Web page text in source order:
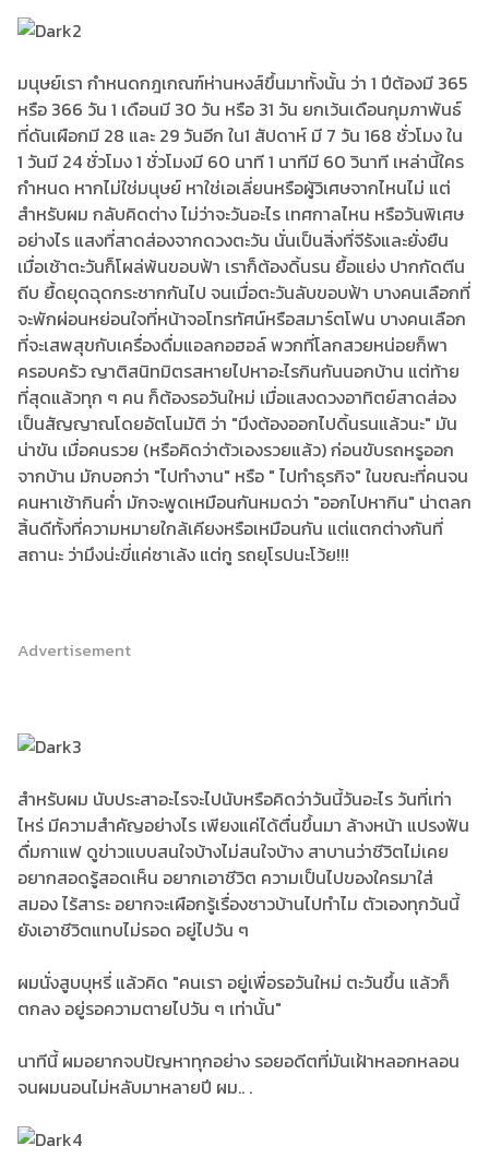
มนุษย์เรา กำหนดกฎเกณฑ์ห่านหงส์ขึ้นมาทั้งนั้น ว่า 1 ปีต้องมี 365
หรือ 366 วัน 1 เดือนมี 30 วัน หรือ 31 วัน ยกเว้นเดือนกุมภาพันธ์
ที่ดันเผือกมี 28 และ 29 วันอีก ใน1 สัปดาห์ มี 7 วัน 168 ชั่วโมง ใน
1 วันมี 24 ชั่วโมง 1 ชั่วโมงมี 60 นาที 1 นาทีมี 60 วินาที เหล่านี้ใคร
กำหนด หากไม่ใช่มนุษย์ หาใช่เอเลี่ยนหรือผู้วิเศษจากไหนไม่ แต่
สำหรับผม กลับคิดต่าง ไม่ว่าจะวันอะไร เทศกาลไหน หรือวันพิเศษ
อย่างไร แสงที่สาดส่องจากดวงตะวัน นั่นเป็นสิ่งที่จีรังและยั่งยืน
เมื่อเช้าตะวันก็โผล่พ้นขอบฟ้า เราก็ต้องดิ้นรน ยื้อแย่ง ปากกัดตีน
ถีบ ยื้ดยุดฉุดกระชากกันไป จนเมื่อตะวันลับขอบฟ้า บางคนเลือกที่
จะพักผ่อนหย่อนใจที่หน้าจอโทรทัศน์หรือสมาร์ตโฟน บางคนเลือก
ที่จะเสพสุขกับเครื่องดื่มแอลกอฮอล์ พวกที่โลกสวยหน่อยก็พา
ครอบครัว ญาติสนิทมิตรสหายไปหาอะไรกินกันนอกบ้าน แต่ท้าย
ที่สุดแล้วทุก ๆ คน ก็ต้องรอวันใหม่ เมื่อแสงดวงอาทิตย์สาดส่อง
เป็นสัญญาณโดยอัตโนมัติ ว่า "มึงต้องออกไปดิ้นรนแล้วนะ" มัน
น่าขัน เมื่อคนรวย (หรือคิดว่าตัวเองรวยแล้ว) ก่อนขับรถหรูออก
จากบ้าน มักบอกว่า "ไปทำงาน" หรือ " ไปทำธุรกิจ" ในขณะที่คนจน
คนหาเช้ากินค่ำ มักจะพูดเหมือนกันหมดว่า "ออกไปหากิน" น่าตลก
สิ้นดีทั้งที่ความหมายใกล้เคียงหรือเหมือนกัน แต่แตกต่างกันที่
สถานะ ว่ามึงน่ะขี่แค่ซาเล้ง แต่กู รถยุโรปนะโว้ย!!!
Advertisement
สำหรับผม นับประสาอะไรจะไปนับหรือคิดว่าวันนี้วันอะไร วันที่เท่า
ไหร่ มีความสำคัญอย่างไร เพียงแค่ได้ตื่นขึ้นมา ล้างหน้า แปรงฟัน
ดื่มกาแฟ ดูข่าวแบบสนใจบ้างไม่สนใจบ้าง สาบานว่าชีวิตไม่เคย
อยากสอดรู้สอดเห็น อยากเอาชีวิต ความเป็นไปของใครมาใส่
สมอง ไร้สาระ อยากจะเผือกรู้เรื่องชาวบ้านไปทำไม ตัวเองทุกวันนี้
ยังเอาชีวิตแทบไม่รอด อยู่ไปวัน ๆ
ผมนั่งสูบบุหรี่ แล้วคิด "คนเรา อยู่เพื่อรอวันใหม่ ตะวันขึ้น แล้วก็
ตกลง อยู่รอความตายไปวัน ๆ เท่านั้น"
นาทีนี้ ผมอยากจบปัญหาทุกอย่าง รอยอดีตที่มันเฝ้าหลอกหลอน
จนผมนอนไม่หลับมาหลายปี ผม.. .